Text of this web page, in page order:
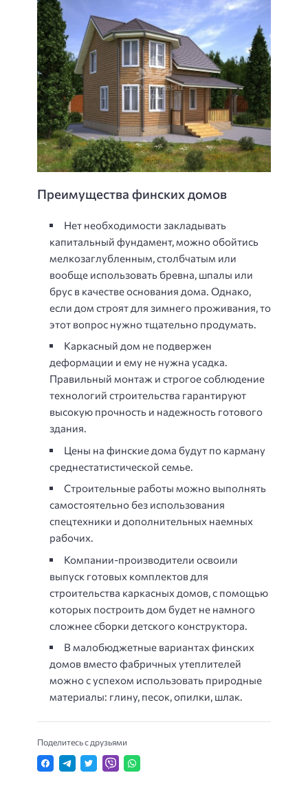
Преимущества финских домов
Нет необходимости закладывать
капитальный фундамент, можно обойтись
мелкозаглубленным, столбчатым или
вообще использовать бревна, шпалы или
брус в качестве основания дома. Однако,
если дом строят для зимнего проживания, то
этот вопрос нужно тщательно продумать.
Каркасный дом не подвержен
деформации и ему не нужна усадка.
Правильный монтаж и строгое соблюдение
технологий строительства гарантируют
высокую прочность и надежность готового
здания.
Цены на финские дома будут по карману
среднестатистической семье.
Строительные работы можно выполнять
самостоятельно без использования
спецтехники и дополнительных наемных
рабочих.
Компании-производители освоили
выпуск готовых комплектов для
строительства каркасных домов, с помощью
которых построить дом будет не намного
сложнее сборки детского конструктора.
В малобюджетные вариантах финских
домов вместо фабричных утеплителей
можно с успехом использовать природные
материалы: глину, песок, опилки, шлак.
Поделитесь с друзьями